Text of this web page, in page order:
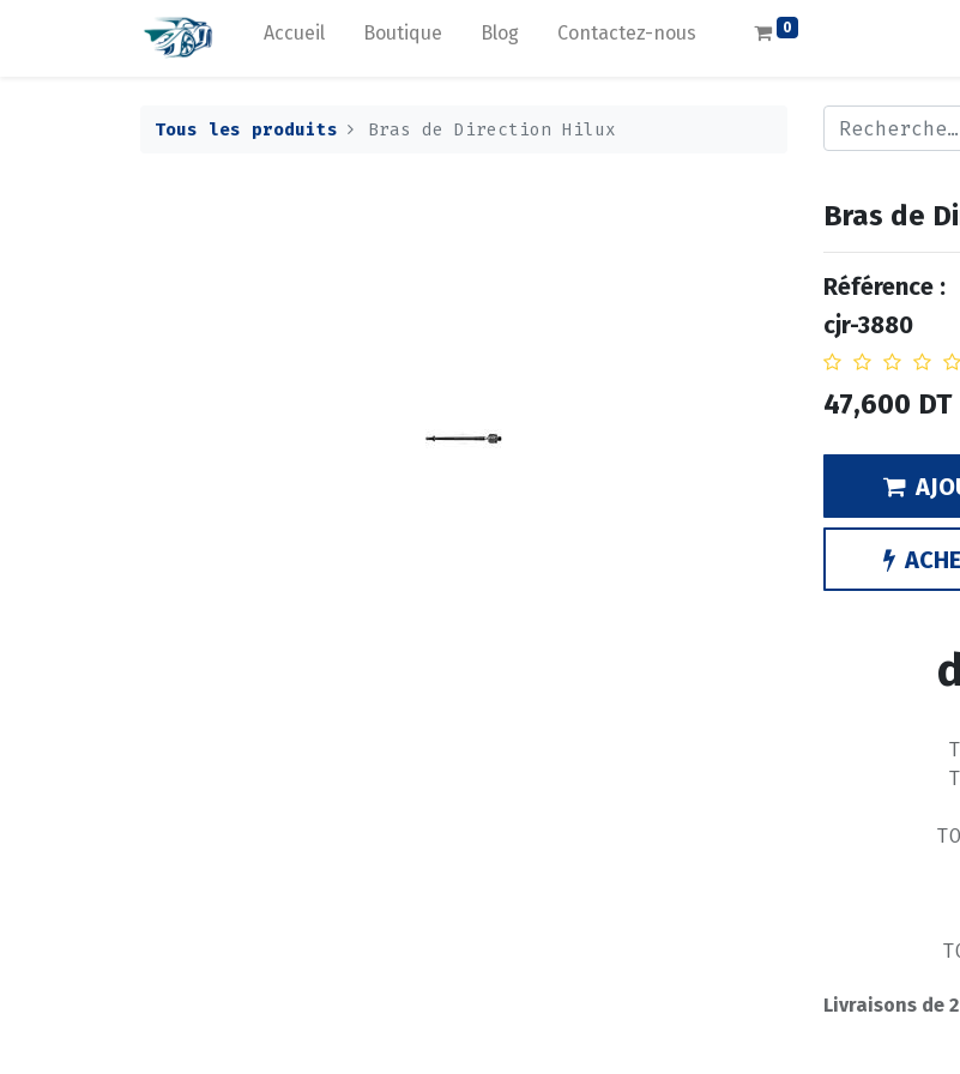
Accueil Boutique Blog Contactez-nous 0
Tous les produits Bras de Direction Hilux
Bras de
Référence :
cjr-3880
47,600 DT
Livraisons de